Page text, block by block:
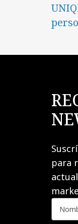
para